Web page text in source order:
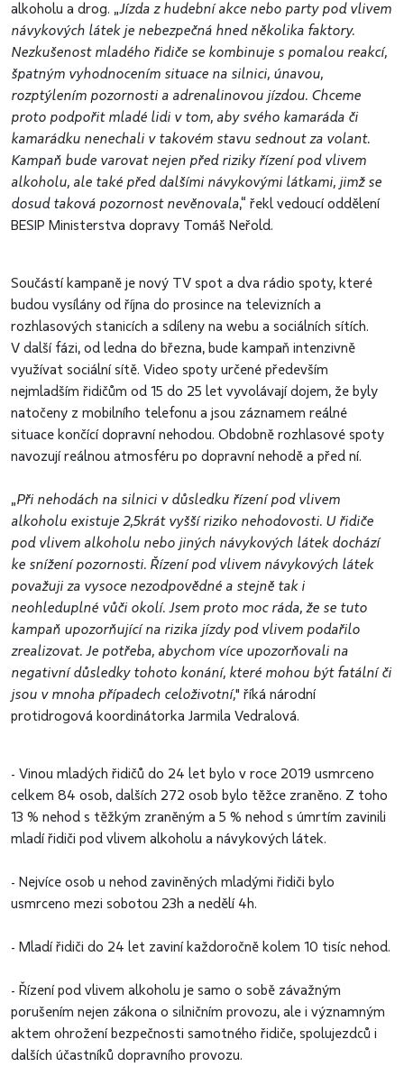
alkoholu a drog. „Jízda z hudební akce nebo party pod vlivem
návykových látek je nebezpečná hned několika faktory.
Nezkušenost mladého řidiče se kombinuje s pomalou reakcí,
špatným vyhodnocením situace na silnici, únavou,
rozptýlením pozornosti a adrenalinovou jízdou. Chceme
proto podpořit mladé lidi v tom, aby svého kamaráda či
kamarádku nenechali v takovém stavu sednout za volant.
Kampaň bude varovat nejen před riziky řízení pod vlivem
alkoholu, ale také před dalšími návykovými látkami, jimž se
dosud taková pozornost nevěnovala,“ řekl vedoucí oddělení
BESIP Ministerstva dopravy Tomáš Neřold.
Součástí kampaně je nový TV spot a dva rádio spoty, které
budou vysílány od října do prosince na televizních a
rozhlasových stanicích a sdíleny na webu a sociálních sítích.
V další fázi, od ledna do března, bude kampaň intenzivně
využívat sociální sítě. Video spoty určené především
nejmladším řidičům od 15 do 25 let vyvolávají dojem, že byly
natočeny z mobilního telefonu a jsou záznamem reálné
situace končící dopravní nehodou. Obdobně rozhlasové spoty
navozují reálnou atmosféru po dopravní nehodě a před ní.
„Při nehodách na silnici v důsledku řízení pod vlivem
alkoholu existuje 2,5krát vyšší riziko nehodovosti. U řidiče
pod vlivem alkoholu nebo jiných návykových látek dochází
ke snížení pozornosti. Řízení pod vlivem návykových látek
považuji za vysoce nezodpovědné a stejně tak i
neohleduplné vůči okolí. Jsem proto moc ráda, že se tuto
kampaň upozorňující na rizika jízdy pod vlivem podařilo
zrealizovat. Je potřeba, abychom více upozorňovali na
negativní důsledky tohoto konání, které mohou být fatální či
jsou v mnoha případech celoživotní," říká národní
protidrogová koordinátorka Jarmila Vedralová.
- Vinou mladých řidičů do 24 let bylo v roce 2019 usmrceno
celkem 84 osob, dalších 272 osob bylo těžce zraněno. Z toho
13 % nehod s těžkým zraněným a 5 % nehod s úmrtím zavinili
mladí řidiči pod vlivem alkoholu a návykových látek.
- Nejvíce osob u nehod zaviněných mladými řidiči bylo
usmrceno mezi sobotou 23h a nedělí 4h.
- Mladí řidiči do 24 let zaviní každoročně kolem 10 tisíc nehod.
- Řízení pod vlivem alkoholu je samo o sobě závažným
porušením nejen zákona o silničním provozu, ale i významným
aktem ohrožení bezpečnosti samotného řidiče, spolujezdců i
dalších účastníků dopravního provozu.